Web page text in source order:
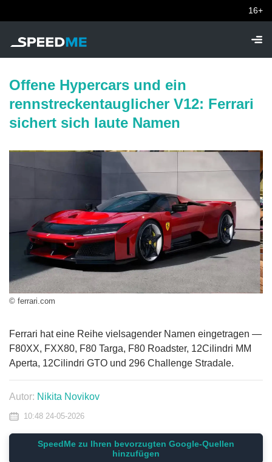
16+
Offene Hypercars und ein
rennstreckentauglicher V12: Ferrari
sichert sich laute Namen
© ferrari.com
Ferrari hat eine Reihe vielsagender Namen eingetragen —
F80XX, FXX80, F80 Targa, F80 Roadster, 12Cilindri MM
Aperta, 12Cilindri GTO und 296 Challenge Stradale.
Autor: Nikita Novikov
10:48 24-05-2026
SpeedMe zu Ihren bevorzugten Google-Quellen
hinzufügen